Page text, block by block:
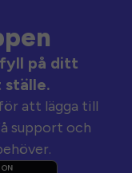
på ditt
ställe.
att lägga till
support och